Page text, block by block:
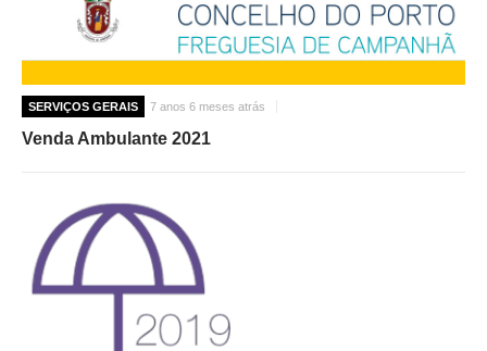
SERVIÇOS GERAIS 7 anos 6 meses atrás
Venda Ambulante 2021